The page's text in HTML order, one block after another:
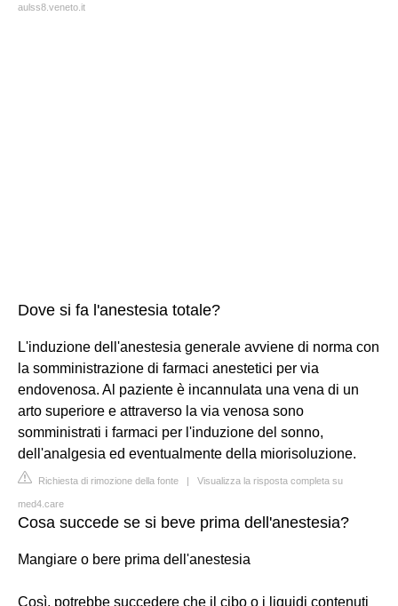
aulss8.veneto.it
Dove si fa l'anestesia totale?
L'induzione dell'anestesia generale avviene di norma con
la somministrazione di farmaci anestetici per via
endovenosa. Al paziente è incannulata una vena di un
arto superiore e attraverso la via venosa sono
somministrati i farmaci per l'induzione del sonno,
dell'analgesia ed eventualmente della miorisoluzione.
Richiesta di rimozione della fonte | Visualizza la risposta completa su
med4.care
Cosa succede se si beve prima dell'anestesia?
Mangiare o bere prima dell'anestesia
Così, potrebbe succedere che il cibo o i liquidi contenuti